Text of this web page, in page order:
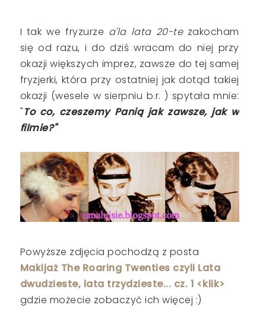
I tak we fryzurze a'la lata 20-te zakocham
się od razu, i do dziś wracam do niej przy
okazji większych imprez, zawsze do tej samej
fryzjerki, która przy ostatniej jak dotąd takiej
okazji (wesele w sierpniu b.r. ) spytała mnie:
"To co, czeszemy Panią jak zawsze, jak w
filmie?"
Powyższe zdjęcia pochodzą z posta
Makijaż The Roaring Twenties czyli Lata
dwudzieste, lata trzydzieste... cz. 1 <klik>
gdzie możecie zobaczyć ich więcej :)